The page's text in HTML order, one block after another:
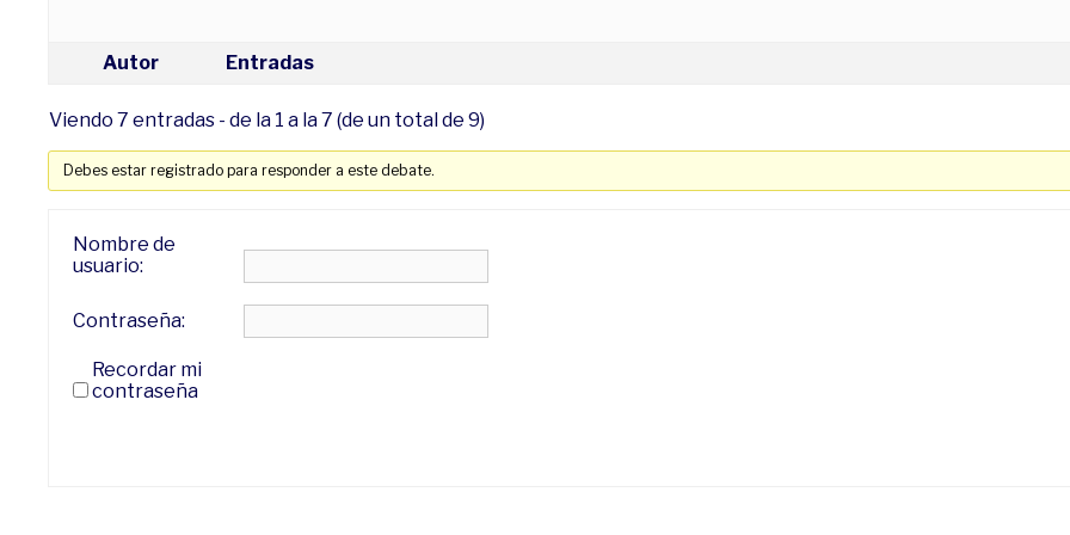
Autor Entradas
Viendo 7 entradas - de la 1 a la 7 (de un total de 9)
Debes estar registrado para responder a este debate.
Nombre de
usuario:
Contraseña:
Recordar mi
contraseña